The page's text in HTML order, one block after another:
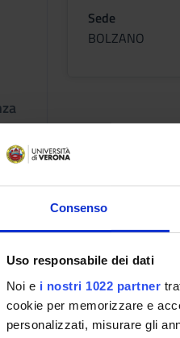
Consenso
Uso responsabile dei dati
Noi e i nostri 1022 partner
cookie per memorizzare e
personalizzati, misurare gli
Sede
BOLZANO
BOLZANO